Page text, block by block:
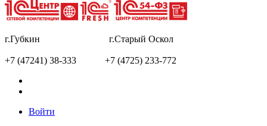
г.Губкин г.Старый Оскол
+7 (47241) 38-333 +7 (4725) 233-772
Войти